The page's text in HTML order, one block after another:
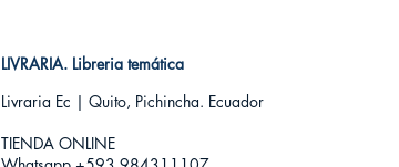
LIVRARIA. Libreria temática
Livraria Ec | Quito, Pichincha. Ecuador
TIENDA ONLINE​